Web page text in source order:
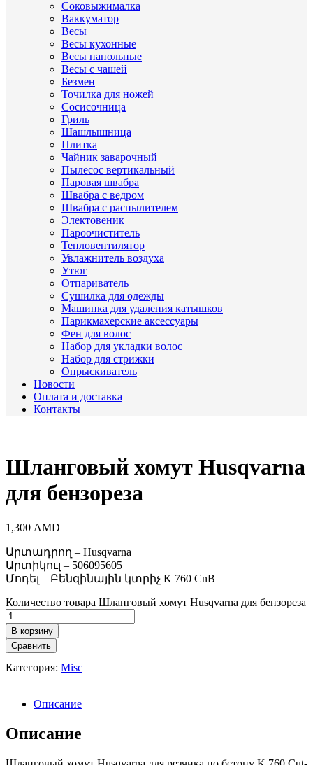
Соковыжималка
Ваккуматор
Весы
Весы кухонные
Весы напольные
Весы с чашей
Безмен
Точилка для ножей
Сосисочница
Гриль
Шашлышница
Плитка
Чайник заварочный
Пылесос вертикальный
Паровая швабра
Швабра с ведром
Швабра с распылителем
Электовеник
Пароочиститель
Тепловентилятор
Увлажнитель воздуха
Утюг
Отпариватель
Сушилка для одежды
Машинка для удаления катышков
Парикмахерские аксессуары
Фен для волос
Набор для укладки волос
Набор для стрижки
Опрыскиватель
Новости
Оплата и доставка
Контакты
Шланговый хомут Husqvarna
для бензореза
1,300 AMD
Արտադրող – Husqvarna
Արտիկուլ – 506095605
Մոդել – Բենզինային կտրիչ K 760 CnB
Количество товара Шланговый хомут Husqvarna для бензореза
В корзину
Сравнить
Категория: Misc
Описание
Описание